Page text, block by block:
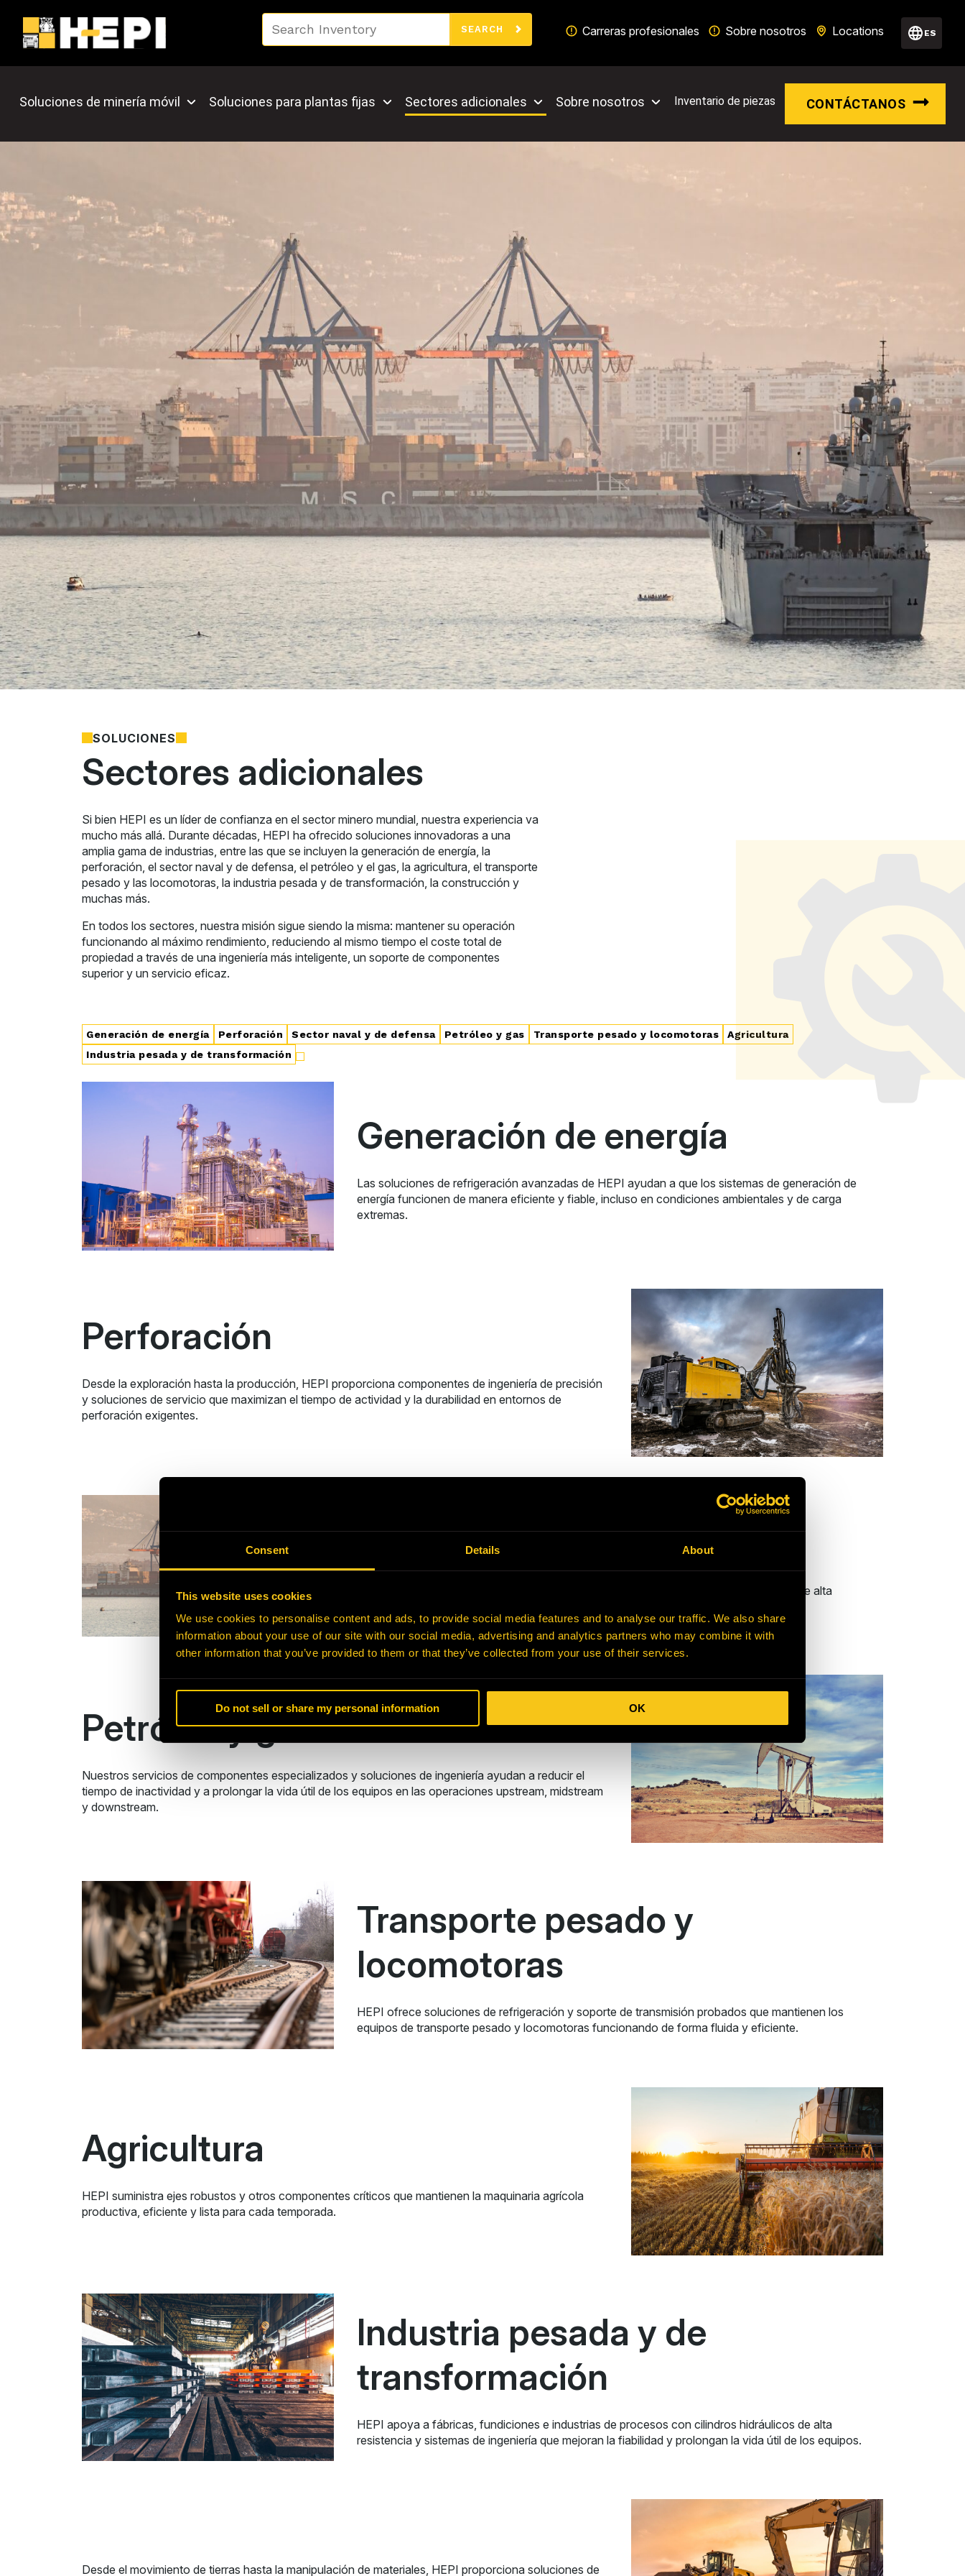
Consent Details About
This website uses cookies
We use cookies to personalise content and ads, to provide social media features and to analyse our traffic. We also share
information about your use of our site with our social media, advertising and analytics partners who may combine it with
other information that you’ve provided to them or that they’ve collected from your use of their services.
Do not sell or share my personal information OK
SEARCH Carreras profesionales Sobre nosotros Locations ES
Soluciones de minería móvil Soluciones para plantas fijas Sectores adicionales Sobre nosotros Inventario de piezas CONTÁCTANOS
Sectores adicionales
SOLUCIONES
Si bien HEPI es un líder de confianza en el sector minero mundial, nuestra experiencia va
mucho más allá. Durante décadas, HEPI ha ofrecido soluciones innovadoras a una
amplia gama de industrias, entre las que se incluyen la generación de energía, la
perforación, el sector naval y de defensa, el petróleo y el gas, la agricultura, el transporte
pesado y las locomotoras, la industria pesada y de transformación, la construcción y
muchas más.
En todos los sectores, nuestra misión sigue siendo la misma: mantener su operación
funcionando al máximo rendimiento, reduciendo al mismo tiempo el coste total de
propiedad a través de una ingeniería más inteligente, un soporte de componentes
superior y un servicio eficaz.
Generación de energía Perforación Sector naval y de defensa Petróleo y gas Transporte pesado y locomotoras
Agricultura
Industria pesada y de transformación
Generación de energía
Las soluciones de refrigeración avanzadas de HEPI ayudan a que los sistemas de generación de
energía funcionen de manera eficiente y fiable, incluso en condiciones ambientales y de carga
extremas.
Perforación
Desde la exploración hasta la producción, HEPI proporciona componentes de ingeniería de precisión
y soluciones de servicio que maximizan el tiempo de actividad y la durabilidad en entornos de
perforación exigentes.
Sector naval y de defensa
HEPI apoya a las flotas navales y comerciales con sistemas mecánicos e hidráulicos de alta
Petróleo y gas
Nuestros servicios de componentes especializados y soluciones de ingeniería ayudan a reducir el
tiempo de inactividad y a prolongar la vida útil de los equipos en las operaciones upstream, midstream
y downstream.
Transporte pesado y
locomotoras
HEPI ofrece soluciones de refrigeración y soporte de transmisión probados que mantienen los
equipos de transporte pesado y locomotoras funcionando de forma fluida y eficiente.
Agricultura
HEPI suministra ejes robustos y otros componentes críticos que mantienen la maquinaria agrícola
productiva, eficiente y lista para cada temporada.
Industria pesada y de
transformación
HEPI apoya a fábricas, fundiciones e industrias de procesos con cilindros hidráulicos de alta
resistencia y sistemas de ingeniería que mejoran la fiabilidad y prolongan la vida útil de los equipos.
Desde el movimiento de tierras hasta la manipulación de materiales, HEPI proporciona soluciones de